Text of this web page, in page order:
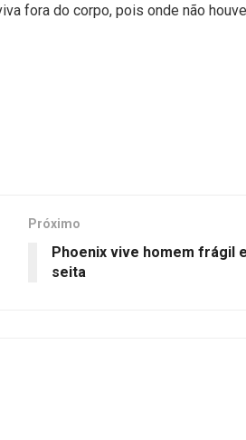
fora do corpo, pois onde não
Próximo
Phoenix vive homem frágil
seita